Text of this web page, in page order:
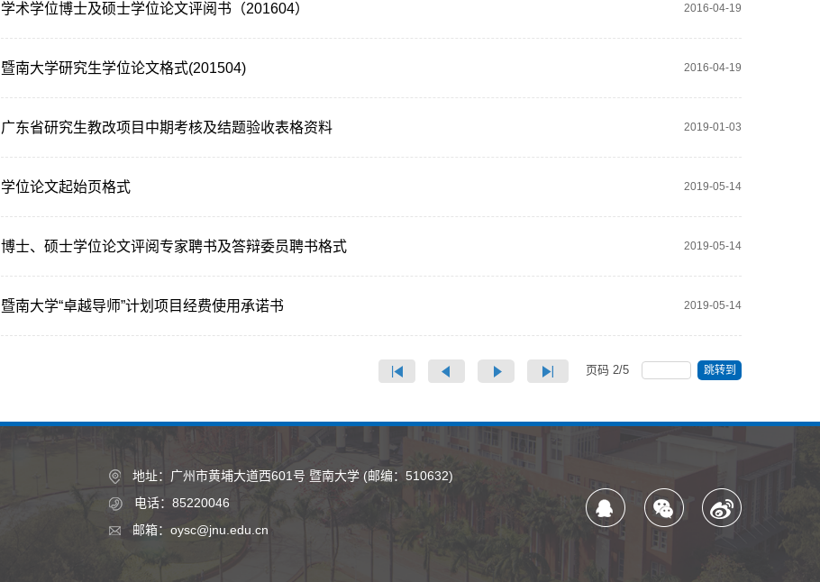
学术学位博士及硕士学位论文评阅书（201604） 2016-04-19
暨南大学研究生学位论文格式(201504) 2016-04-19
广东省研究生教改项目中期考核及结题验收表格资料 2019-01-03
学位论文起始页格式 2019-05-14
博士、硕士学位论文评阅专家聘书及答辩委员聘书格式 2019-05-14
暨南大学“卓越导师”计划项目经费使用承诺书 2019-05-14
页码 2/5 跳转到
地址：广州市黄埔大道西601号 暨南大学 (邮编：510632)
电话：85220046
邮箱：oysc@jnu.edu.cn